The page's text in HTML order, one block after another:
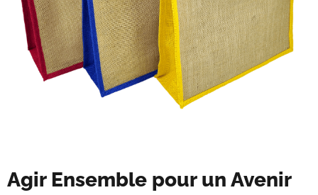
Agir Ensemble pour un Avenir